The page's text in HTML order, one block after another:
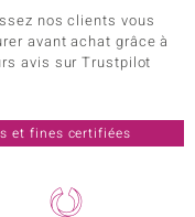
nos clients vous
avant achat grâce à
avis sur Trustpilot
et fines certifiées